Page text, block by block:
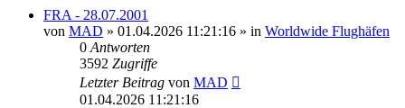
FRA - 28.07.2001
von MAD » 01.04.2026 11:21:16 » in Worldwide Flughäfen
0 Antworten
3592 Zugriffe
Letzter Beitrag von MAD
01.04.2026 11:21:16